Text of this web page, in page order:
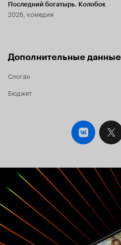
Последний богатырь. Колобок
2026, комедия
Дополнительные данные
Слоган
Бюджет